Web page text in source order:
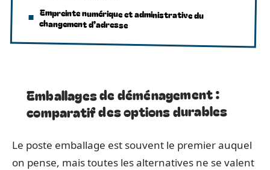
Empreinte numérique et administrative du
changement d’adresse
Emballages de déménagement :
comparatif des options durables
Le poste emballage est souvent le premier auquel
on pense, mais toutes les alternatives ne se valent